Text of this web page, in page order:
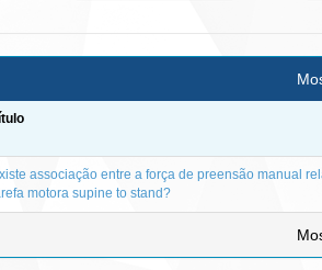
associação entre a força de preensão manual
motora supine to stand?